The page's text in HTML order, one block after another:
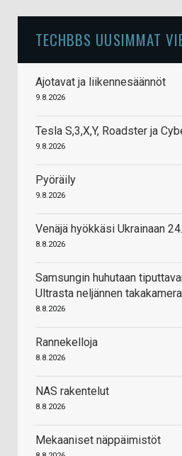
TECHBBS UUSIMMAT
Ajotavat ja liikennesäännöt
9.8.2026
Tesla S,3,X,Y, Roadster ja
9.8.2026
Pyöräily
9.8.2026
Venäjä hyökkäsi Ukrainaan
8.8.2026
Samsungin huhutaan
Ultrasta neljännen
8.8.2026
Rannekelloja
8.8.2026
NAS rakentelut
8.8.2026
Mekaaniset näppäimistöt